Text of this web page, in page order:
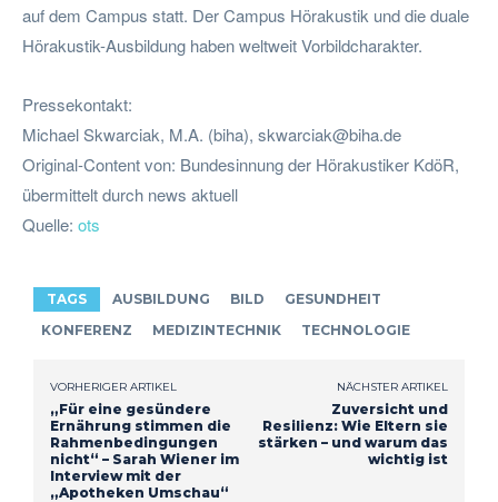
auf dem Campus statt. Der Campus Hörakustik und die duale
Hörakustik-Ausbildung haben weltweit Vorbildcharakter.
Pressekontakt:
Michael Skwarciak, M.A. (biha), skwarciak@biha.de
Original-Content von: Bundesinnung der Hörakustiker KdöR,
übermittelt durch news aktuell
Quelle: ots
TAGS AUSBILDUNG BILD
GESUNDHEIT
KONFERENZ
MEDIZINTECHNIK TECHNOLOGIE
VORHERIGER ARTIKEL
„Für eine gesündere
Ernährung stimmen die
Rahmenbedingungen
nicht“ – Sarah Wiener im
Interview mit der
„Apotheken Umschau“
NÄCHSTER ARTIKEL
Zuversicht und
Resilienz: Wie Eltern sie
stärken – und warum das
wichtig ist